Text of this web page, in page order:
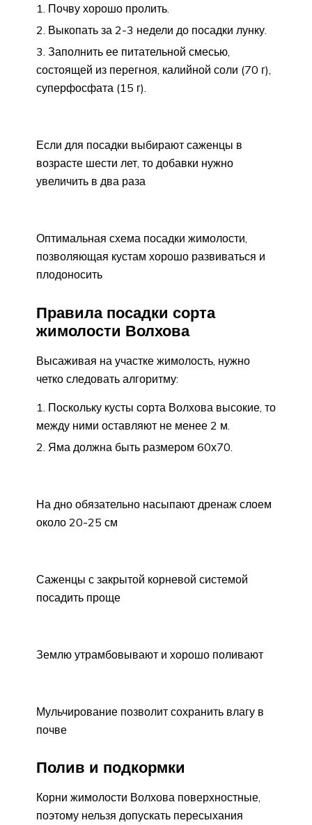
Почву хорошо пролить.
Выкопать за 2-3 недели до посадки лунку.
Заполнить ее питательной смесью,
состоящей из перегноя, калийной соли (70 г),
суперфосфата (15 г).
Если для посадки выбирают саженцы в
возрасте шести лет, то добавки нужно
увеличить в два раза
Оптимальная схема посадки жимолости,
позволяющая кустам хорошо развиваться и
плодоносить
Правила посадки сорта
жимолости Волхова
Высаживая на участке жимолость, нужно
четко следовать алгоритму:
Поскольку кусты сорта Волхова высокие, то
между ними оставляют не менее 2 м.
Яма должна быть размером 60х70.
На дно обязательно насыпают дренаж слоем
около 20-25 см
Саженцы с закрытой корневой системой
посадить проще
Землю утрамбовывают и хорошо поливают
Мульчирование позволит сохранить влагу в
почве
Полив и подкормки
Корни жимолости Волхова поверхностные,
поэтому нельзя допускать пересыхания